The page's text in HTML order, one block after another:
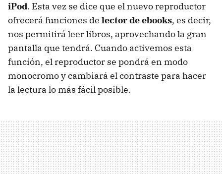
iPod. Esta vez se dice que el nuevo reproductor
ofrecerá funciones de lector de ebooks, es decir,
nos permitirá leer libros, aprovechando la gran
pantalla que tendrá. Cuando activemos esta
función, el reproductor se pondrá en modo
monocromo y cambiará el contraste para hacer
la lectura lo más fácil posible.